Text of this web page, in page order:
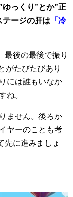
ゆっくり”とか”正
テージの肝は 「冷
最後の最後で振り
がたびたびあり
には誰もいなか
ね。
ません。後ろか
ヤーのことも考
先に進みましょ